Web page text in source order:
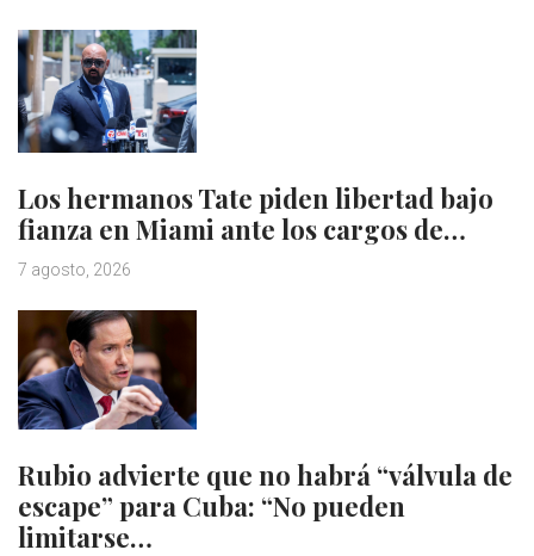
Los hermanos Tate piden libertad bajo
fianza en Miami ante los cargos de…
7 agosto, 2026
Rubio advierte que no habrá “válvula de
escape” para Cuba: “No pueden
limitarse…